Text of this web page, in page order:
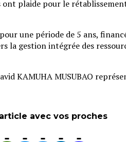
plaide pour le
une période de 5 ans,
gestion intégrée des
KAMUHA MUSUBAO
avec vos proches